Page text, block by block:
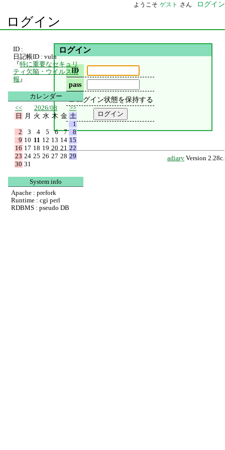
ようこそ ゲスト さん ログイン
ログイン
ログイン
ID
pass
ログイン状態を保持する
adiary Version 2.28c.
ID :
日記帳ID : vuln
『特に重要なセキュリ
ティ欠陥・ウイルス情
報 』
カレンダー
<<
2026/08
>>
日
月 火 水 木 金 土
1
2
3 4 5 6 7
8
9 10 11 12 13 14 15
16 17 18 19 20 21 22
23 24 25 26 27 28 29
30 31
System info
Apache : prefork
Runtime : cgi perl
RDBMS : pseudo DB